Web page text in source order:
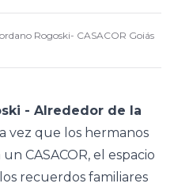
Rogoski- CASACOR Goiás
- Alrededor de la
vez que los hermanos
CASACOR, el espacio
recuerdos familiares